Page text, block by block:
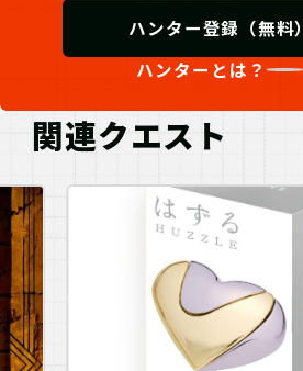
ハンター登録（無料）
ハンターとは？
関連クエスト